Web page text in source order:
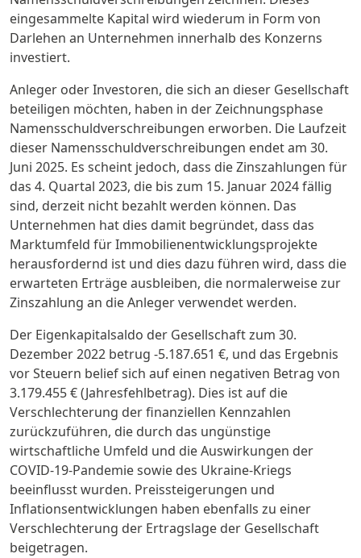
eingesammelte Kapital wird wiederum in Form von
Darlehen an Unternehmen innerhalb des Konzerns
investiert.
Anleger oder Investoren, die sich an dieser Gesellschaft
beteiligen möchten, haben in der Zeichnungsphase
Namensschuldverschreibungen erworben. Die Laufzeit
dieser Namensschuldverschreibungen endet am 30.
Juni 2025. Es scheint jedoch, dass die Zinszahlungen für
das 4. Quartal 2023, die bis zum 15. Januar 2024 fällig
sind, derzeit nicht bezahlt werden können. Das
Unternehmen hat dies damit begründet, dass das
Marktumfeld für Immobilienentwicklungsprojekte
herausfordernd ist und dies dazu führen wird, dass die
erwarteten Erträge ausbleiben, die normalerweise zur
Zinszahlung an die Anleger verwendet werden.
Der Eigenkapitalsaldo der Gesellschaft zum 30.
Dezember 2022 betrug -5.187.651 €, und das Ergebnis
vor Steuern belief sich auf einen negativen Betrag von
3.179.455 € (Jahresfehlbetrag). Dies ist auf die
Verschlechterung der finanziellen Kennzahlen
zurückzuführen, die durch das ungünstige
wirtschaftliche Umfeld und die Auswirkungen der
COVID-19-Pandemie sowie des Ukraine-Kriegs
beeinflusst wurden. Preissteigerungen und
Inflationsentwicklungen haben ebenfalls zu einer
Verschlechterung der Ertragslage der Gesellschaft
beigetragen.